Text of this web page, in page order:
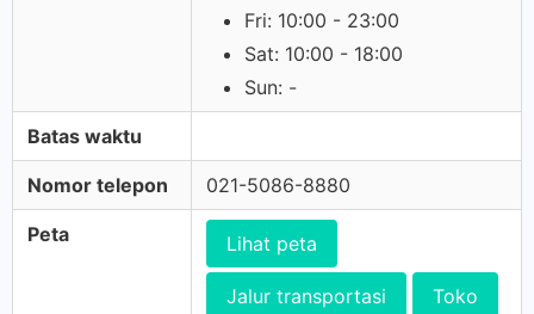
Fri: 10:00 - 23:00
Sat: 10:00 - 18:00
Sun: -
Batas waktu
Nomor telepon 021-5086-8880
Peta Lihat peta
Jalur transportasi Toko